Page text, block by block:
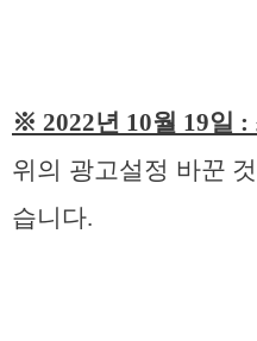
※ 2022년 10월 19일
위의 광고설정 바꾼
습니다.